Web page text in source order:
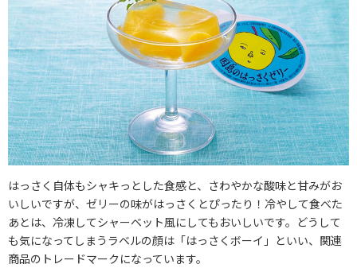
はっさく自体もシャキっとした食感と、さわやかな酸味と甘みがお
いしいですが、ゼリーの味がはっさくとぴったり！冷やして食べた
あとは、冷凍してシャーベット風にしてもおいしいです。どうして
も気になってしまうラベルの顔は「はっさくボーイ」といい、関連
商品のトレードマークになっています。